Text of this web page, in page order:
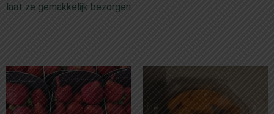
laat ze gemakkelijk bezorgen.